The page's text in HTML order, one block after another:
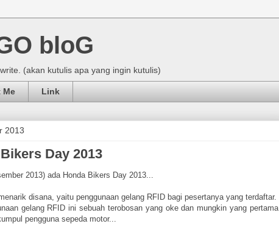
bloG
(akan kutulis apa yang ingin kutulis)
Me Link
2013
Day 2013
2013) ada Honda Bikers Day 2013...
disana, yaitu penggunaan gelang RFID bagi pesertanya yang terdaftar.
gelang RFID ini sebuah terobosan yang oke dan mungkin yang pertama
pengguna sepeda motor...